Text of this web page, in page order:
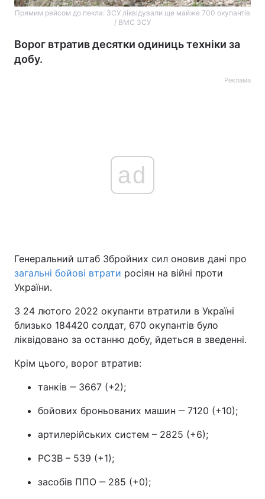
Прямим рейсом до пекла: ЗСУ ліквідували ще майже 700 окупантів
/ ВМС ЗСУ
Ворог втратив десятки одиниць техніки за
добу.
Реклама
ad
Генеральний штаб Збройних сил оновив дані про
загальні бойові втрати росіян на війні проти
України.
З 24 лютого 2022 окупанти втратили в Україні
близько 184420 солдат, 670 окупантів було
ліквідовано за останню добу, йдеться в зведенні.
Крім цього, ворог втратив:
танків ‒ 3667 (+2);
бойових броньованих машин ‒ 7120 (+10);
артилерійських систем – 2825 (+6);
РСЗВ – 539 (+1);
засобів ППО ‒ 285 (+0);